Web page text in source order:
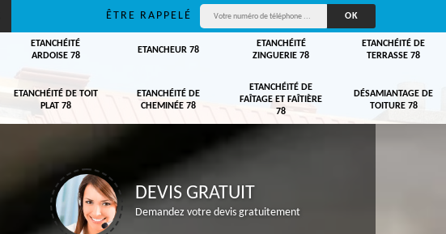
ÊTRE RAPPELÉ
ETANCHÉITÉ
ARDOISE 78
ETANCHEUR 78
ETANCHÉITÉ
ZINGUERIE 78
ETANCHÉITÉ DE
TERRASSE 78
ETANCHÉITÉ DE TOIT
PLAT 78
ETANCHÉITÉ DE
CHEMINÉE 78
ETANCHÉITÉ DE
FAÎTAGE ET FAÎTIÈRE
78
DÉSAMIANTAGE DE
TOITURE 78
DEVIS GRATUIT
Demandez votre devis gratuitement